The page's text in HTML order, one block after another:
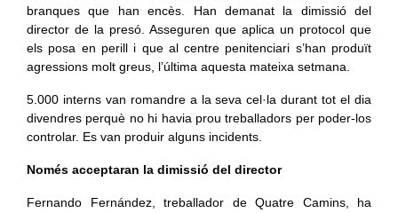
branques que han encès. Han demanat la dimissió del
director de la presó. Asseguren que aplica un protocol que
els posa en perill i que al centre penitenciari s’han produït
agressions molt greus, l’última aquesta mateixa setmana.
5.000 interns van romandre a la seva cel·la durant tot el dia
divendres perquè no hi havia prou treballadors per poder-los
controlar. Es van produir alguns incidents.
Només acceptaran la dimissió del director
Fernando Fernández, treballador de Quatre Camins, ha